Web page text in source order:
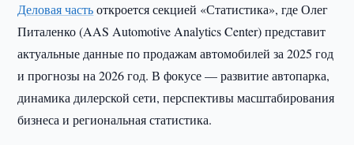
Деловая частьоткроется секцией «Статистика», где Олег
Питаленко (AAS Automotive Analytics Center) представит
актуальные данные по продажам автомобилей за 2025 год
и прогнозы на 2026 год. В фокусе — развитие автопарка,
динамика дилерской сети, перспективы масштабирования
бизнеса и региональная статистика.